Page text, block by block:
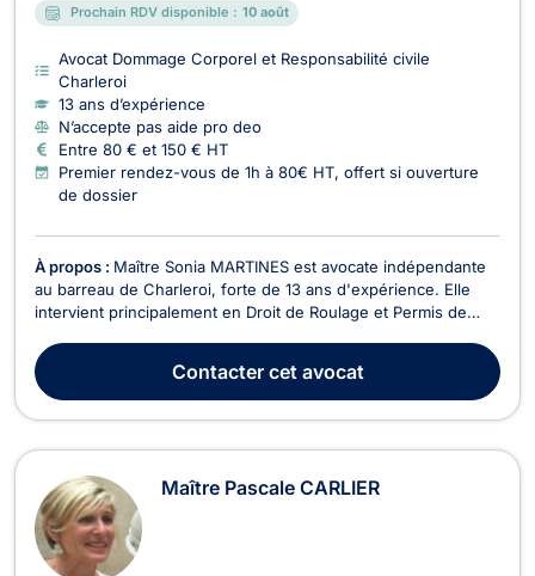
Prochain RDV disponible : 10 août
Avocat Dommage Corporel et Responsabilité civile
Charleroi
13 ans d’expérience
N’accepte pas aide pro deo
Entre 80 € et 150 € HT
Premier rendez-vous de 1h à 80€ HT, offert si ouverture
de dossier
À propos : Maître Sonia MARTINES est avocate indépendante
au barreau de Charleroi, forte de 13 ans d'expérience. Elle
intervient principalement en Droit de Roulage et Permis de
diplômée de l'Université libre de Bruxelles et titulaire de la
signature en cassation pénale, Maître M...
Contactercet avocat
Maître Pascale CARLIER